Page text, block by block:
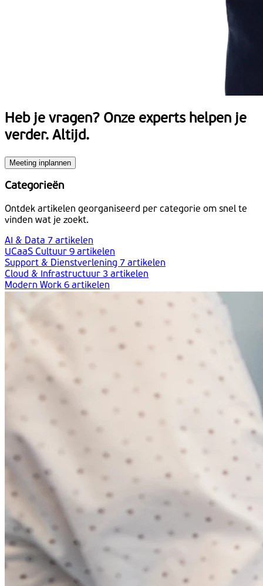
Heb je vragen? Onze experts helpen je
verder. Altijd.
Meeting inplannen
Categorieën
Ontdek artikelen georganiseerd per categorie om snel te
vinden wat je zoekt.
AI & Data 7 artikelen
UCaaS Cultuur 9 artikelen
Support & Dienstverlening 7 artikelen
Cloud & Infrastructuur 3 artikelen
Modern Work 6 artikelen